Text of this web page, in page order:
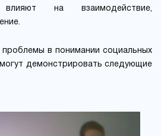
на взаимодействие,
проблемы в понимании социальных
демонстрировать следующие